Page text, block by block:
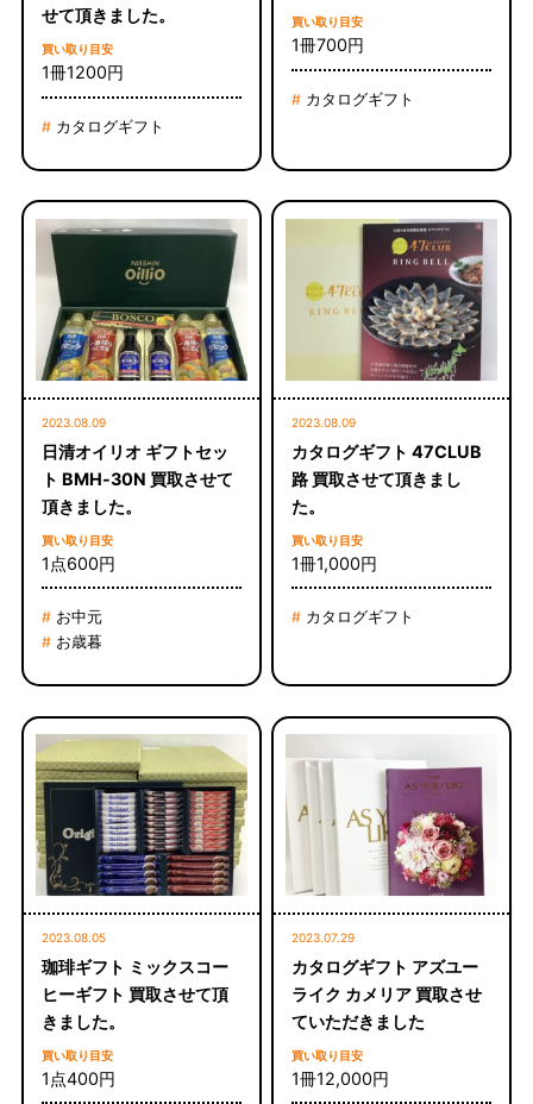
せて頂きました。
買い取り目安
1冊1200円
#カタログギフト
買い取り目安
1冊700円
# カタログギフト
2023.08.09
日清オイリオ ギフトセッ
ト BMH-30N 買取させて
頂きました。
買い取り目安
1点600円
#お中元
#お歳暮
2023.08.09
カタログギフト 47CLUB
路 買取させて頂きまし
た。
買い取り目安
1冊1,000円
# カタログギフト
2023.08.05
珈琲ギフト ミックスコー
ヒーギフト 買取させて頂
きました。
買い取り目安
1点400円
2023.07.29
カタログギフト アズユー
ライク カメリア 買取させ
ていただきました
買い取り目安
1冊12,000円